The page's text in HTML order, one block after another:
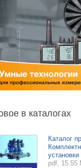
в каталогах
Каталог
pdf, 15.55